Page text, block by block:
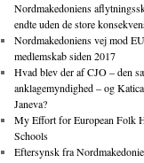
Nordmakedoniens
endte uden de store
Nordmakedoniens vej mod
medlemskab siden 2017
Hvad blev der af CJO – den
anklagemyndighed – og Katica
Janeva?
My Effort for European Folk
Schools
Eftersynsk fra